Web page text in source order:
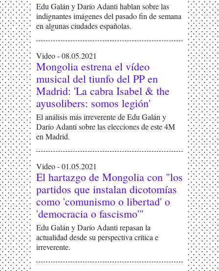
Edu Galán y Darío Adanti hablan sobre las
indignantes imágenes del pasado fin de semana
en algunas ciudades españolas.
Video - 08.05.2021
Mongolia estrena el vídeo
musical del tiunfo del PP en
Madrid: 'La cabra Isabel & the
ayusolibers: somos legión'
El análisis más irreverente de Edu Galán y
Darío Adanti sobre las elecciones de este 4M
en Madrid.
Video - 01.05.2021
El hartazgo de Mongolia con "los
partidos que instalan dicotomías
como 'comunismo o libertad' o
'democracia o fascismo'"
Edu Galán y Darío Adanti repasan la
actualidad desde su perspectiva crítica e
irreverente.